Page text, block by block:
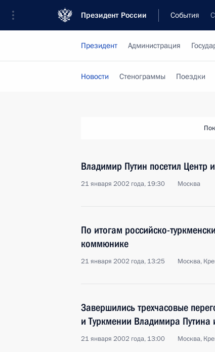
Президент России События
Президент Администрация
Новости Стенограммы Поездки
Владимир Путин посетил Центр
21 января 2002 года, 19:30 Москва
По итогам российско-
коммюнике
21 января 2002 года, 13:25 Москва,
Завершились трехчасовые
и Туркмении Владимира
21 января 2002 года, 13:00 Москва,